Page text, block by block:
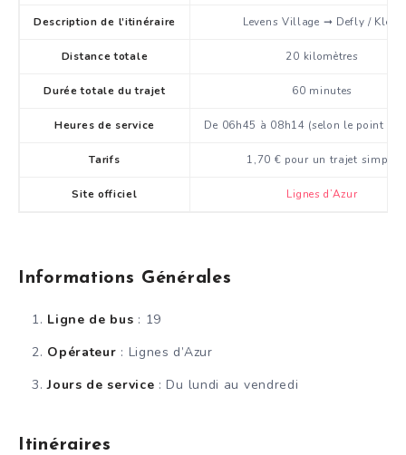
Description de l’itinéraire Levens Village ➞ Defly / Klein
Distance totale 20 kilomètres
Durée totale du trajet 60 minutes
Heures de service De 06h45 à 08h14 (selon le point de
Tarifs 1,70 € pour un trajet simple
Site officiel Lignes d’Azur
Informations Générales
Ligne de bus : 19
Opérateur : Lignes d’Azur
Jours de service : Du lundi au vendredi
Itinéraires